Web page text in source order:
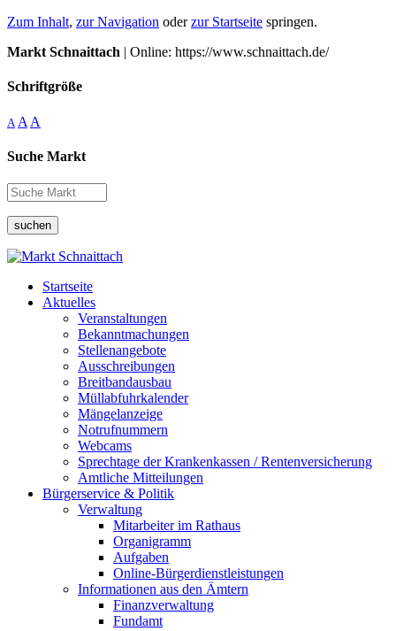
Zum Inhalt, zur Navigation oderzur Startseite springen.
Markt Schnaittach | Online: https://www.schnaittach.de/
Schriftgröße
A A A
Suche Markt
suchen
Startseite
Aktuelles
Veranstaltungen
Bekanntmachungen
Stellenangebote
Ausschreibungen
Breitbandausbau
Müllabfuhrkalender
Mängelanzeige
Notrufnummern
Webcams
Sprechtage der Krankenkassen / Rentenversicherung
Amtliche Mitteilungen
Bürgerservice & Politik
Verwaltung
Mitarbeiter im Rathaus
Organigramm
Aufgaben
Online-Bürgerdienstleistungen
Informationen aus den Ämtern
Finanzverwaltung
Fundamt